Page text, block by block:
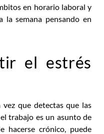
en horario laboral y
la semana pensando en
el estrés
que detectas que las
trabajo es un asunto de
hacerse crónico, puede